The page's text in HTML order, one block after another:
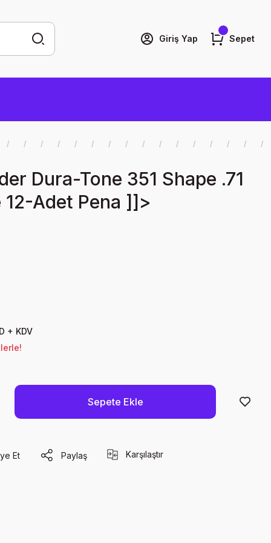
Giriş Yap Sepet
Dura-Tone 351 Shape .71
Adet Pena ]]>
+ KDV
Sepete Ekle
Et Paylaş Karşılaştır